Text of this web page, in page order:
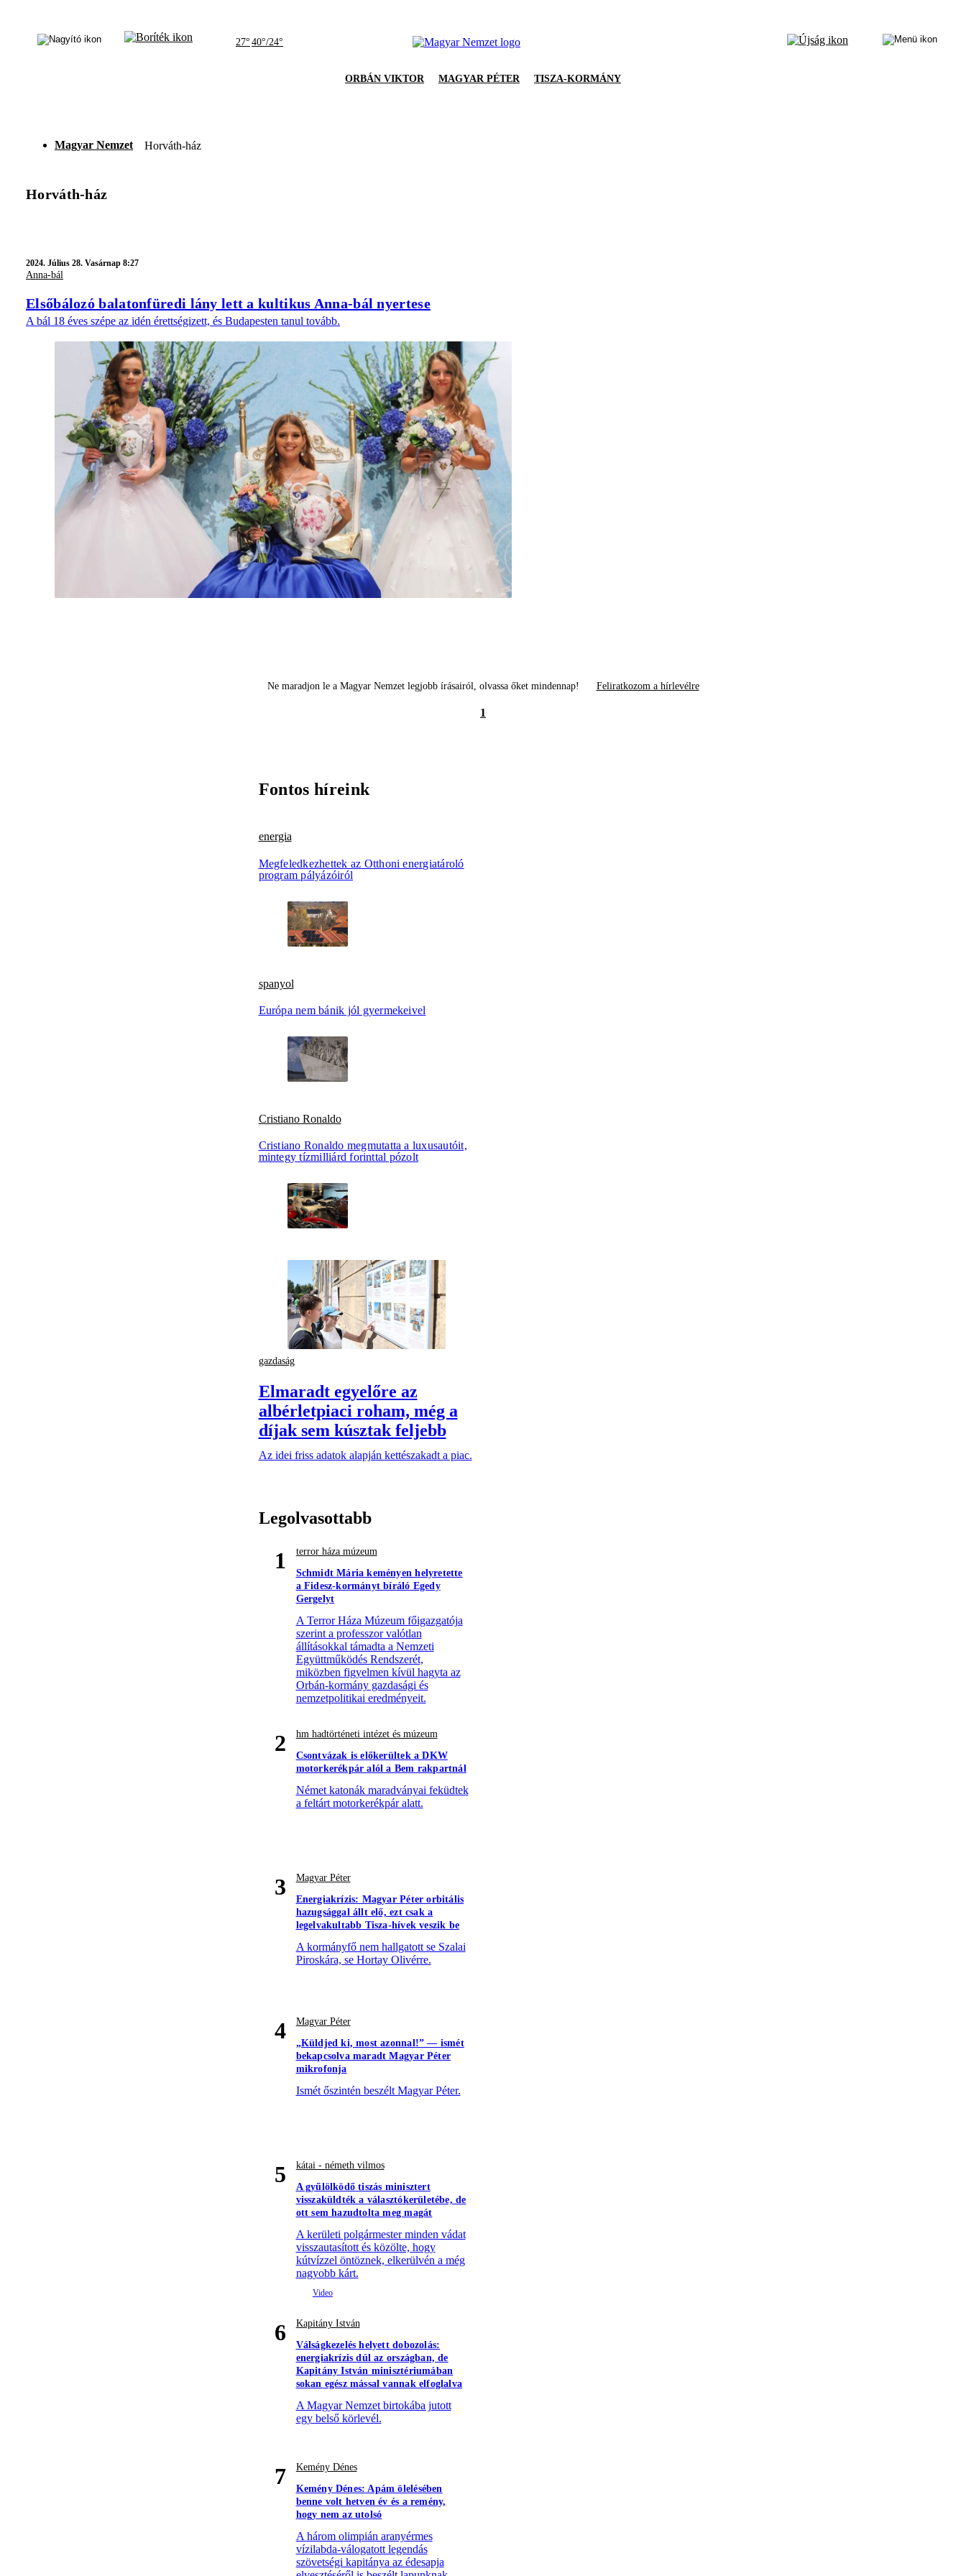
27° 40°/24°
ORBÁN VIKTOR MAGYAR PÉTER TISZA-KORMÁNY
Magyar Nemzet Horváth-ház
Horváth-ház
2024. Július 28. Vasárnap 8:27
Anna-bál
Elsőbálozó balatonfüredi lány lett a kultikus Anna-bál nyertese
A bál 18 éves szépe az idén érettségizett, és Budapesten tanul tovább.
Ne maradjon le a Magyar Nemzet legjobb írásairól, olvassa őket mindennap! Feliratkozom a hírlevélre
1
Fontos híreink
energia
Megfeledkezhettek az Otthoni energiatároló
program pályázóiról
spanyol
Európa nem bánik jól gyermekeivel
Cristiano Ronaldo
Cristiano Ronaldo megmutatta a luxusautóit,
mintegy tízmilliárd forinttal pózolt
gazdaság
Elmaradt egyelőre az
albérletpiaci roham, még a
díjak sem kúsztak feljebb
Az idei friss adatok alapján kettészakadt a piac.
Legolvasottabb
1
terror háza múzeum
Schmidt Mária keményen helyretette
a Fidesz-kormányt bíráló Egedy
Gergelyt
A Terror Háza Múzeum főigazgatója
szerint a professzor valótlan
állításokkal támadta a Nemzeti
Együttműködés Rendszerét,
miközben figyelmen kívül hagyta az
Orbán-kormány gazdasági és
nemzetpolitikai eredményeit.
2
hm hadtörténeti intézet és múzeum
Csontvázak is előkerültek a DKW
motorkerékpár alól a Bem rakpartnál
Német katonák maradványai feküdtek
a feltárt motorkerékpár alatt.
3
Magyar Péter
Energiakrízis: Magyar Péter orbitális
hazugsággal állt elő, ezt csak a
legelvakultabb Tisza-hívek veszik be
A kormányfő nem hallgatott se Szalai
Piroskára, se Hortay Olivérre.
4
Magyar Péter
„Küldjed ki, most azonnal!” — ismét
bekapcsolva maradt Magyar Péter
mikrofonja
Ismét őszintén beszélt Magyar Péter.
5
kátai - németh vilmos
A gyűlölködő tiszás minisztert
visszaküldték a választókerületébe, de
ott sem hazudtolta meg magát
A kerületi polgármester minden vádat
visszautasított és közölte, hogy
kútvízzel öntöznek, elkerülvén a még
nagyobb kárt.
6
Kapitány István
Válságkezelés helyett dobozolás:
energiakrízis dúl az országban, de
Kapitány István minisztériumában
sokan egész mással vannak elfoglalva
A Magyar Nemzet birtokába jutott
egy belső körlevél.
7
Kemény Dénes
Kemény Dénes: Apám ölelésében
benne volt hetven év és a remény,
hogy nem az utolsó
A három olimpián aranyérmes
vízilabda-válogatott legendás
szövetségi kapitánya az édesapja